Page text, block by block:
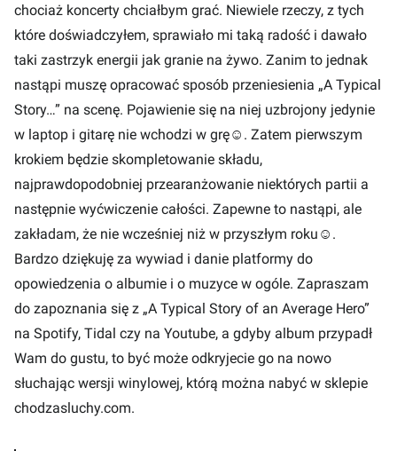
chociaż koncerty chciałbym grać. Niewiele rzeczy, z tych
które doświadczyłem, sprawiało mi taką radość i dawało
taki zastrzyk energii jak granie na żywo. Zanim to jednak
nastąpi muszę opracować sposób przeniesienia „A Typical
Story…” na scenę. Pojawienie się na niej uzbrojony jedynie
w laptop i gitarę nie wchodzi w grę☺ . Zatem pierwszym
krokiem będzie skompletowanie składu,
najprawdopodobniej przearanżowanie niektórych partii a
następnie wyćwiczenie całości. Zapewne to nastąpi, ale
zakładam, że nie wcześniej niż w przyszłym roku ☺ .
Bardzo dziękuję za wywiad i danie platformy do
opowiedzenia o albumie i o muzyce w ogóle. Zapraszam
do zapoznania się z „A Typical Story of an Average Hero”
na Spotify, Tidal czy na Youtube, a gdyby album przypadł
Wam do gustu, to być może odkryjecie go na nowo
słuchając wersji winylowej, którą można nabyć w sklepie
chodzasluchy.com.